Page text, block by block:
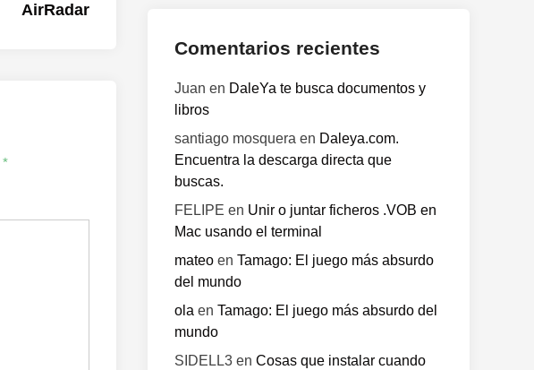
siguiente:
AirRadar
*
Comentarios recientes
Juan en DaleYa te busca documentos y
libros
santiago mosquera en Daleya.com.
Encuentra la descarga directa que
buscas.
FELIPE en Unir o juntar ficheros .VOB en
Mac usando el terminal
mateo en Tamago: El juego más absurdo
del mundo
ola en Tamago: El juego más absurdo del
mundo
SIDELL3 en Cosas que instalar cuando